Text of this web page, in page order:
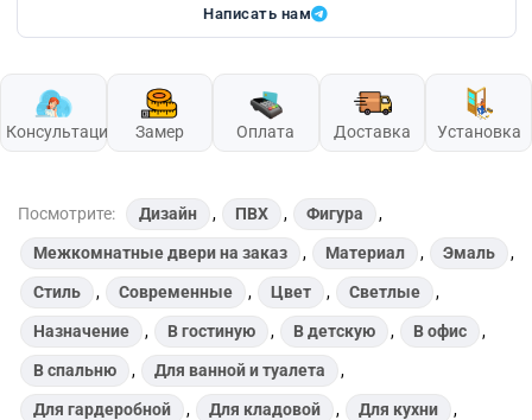
Написать нам
Консультация Замер Оплата Доставка Установка
Посмотрите: Дизайн , ПВХ , Фигура ,
Межкомнатные двери на заказ , Материал , Эмаль ,
Стиль , Современные , Цвет , Светлые ,
Назначение , В гостиную , В детскую , В офис ,
В спальню , Для ванной и туалета ,
Для гардеробной , Для кладовой , Для кухни ,